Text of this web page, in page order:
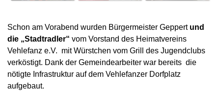
Schon am Vorabend wurden Bürgermeister Geppert und
die „Stadtradler“ vom Vorstand des Heimatvereins
Vehlefanz e.V. mit Würstchen vom Grill des Jugendclubs
verköstigt. Dank der Gemeindearbeiter war bereits die
nötigte Infrastruktur auf dem Vehlefanzer Dorfplatz
aufgebaut.